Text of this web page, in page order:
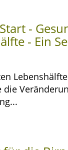
-
- Ein